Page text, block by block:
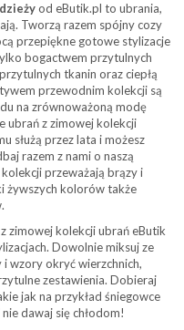
od eButik.pl to ubrania,
Tworzą razem spójny cozy
przepiękne gotowe stylizacje
bogactwem przytulnych
tkanin oraz ciepłą
przewodnim kolekcji są
na zrównoważoną modę
ubrań z zimowej kolekcji
służą przez lata i możesz
razem z nami o naszą
przeważają brązy i
żywszych kolorów także
zimowej kolekcji ubrań eButik
Dowolnie miksuj ze
wzory okryć wierzchnich,
zestawienia. Dobieraj
jak na przykład śniegowce
dawaj się chłodom!